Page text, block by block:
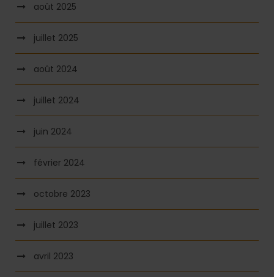
août 2025
juillet 2025
août 2024
juillet 2024
juin 2024
février 2024
octobre 2023
juillet 2023
avril 2023